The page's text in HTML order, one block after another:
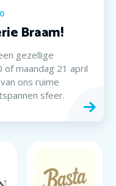
Braam!
gezellige
of maandag 21 april
ons ruime
sfeer.